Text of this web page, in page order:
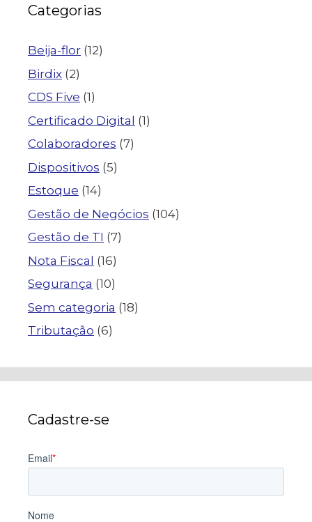
Categorias
Beija-flor (12)
Birdix (2)
CDS Five (1)
Certificado Digital (1)
Colaboradores (7)
Dispositivos (5)
Estoque (14)
Gestão de Negócios (104)
Gestão de TI (7)
Nota Fiscal (16)
Segurança (10)
Sem categoria (18)
Tributação (6)
Cadastre-se